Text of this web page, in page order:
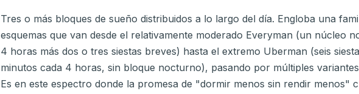
Tres o más bloques de sueño distribuidos a lo largo del día. Engloba una
esquemas que van desde el relativamente moderado Everyman (un núcleo
4 horas más dos o tres siestas breves) hasta el extremo Uberman (seis
minutos cada 4 horas, sin bloque nocturno), pasando por múltiples
Es en este espectro donde la promesa de "dormir menos sin rendir menos"